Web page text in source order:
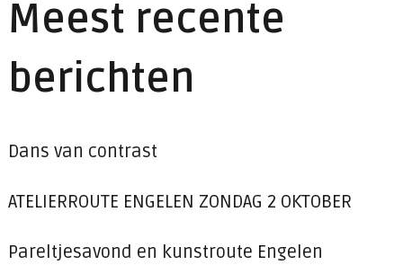
Meest recente
berichten
Dans van contrast
ATELIERROUTE ENGELEN ZONDAG 2 OKTOBER
Pareltjesavond en kunstroute Engelen